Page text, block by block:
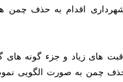
اقدام به حذف چمن
های زیاد و جزء گونه
چمن به صورت الگویی